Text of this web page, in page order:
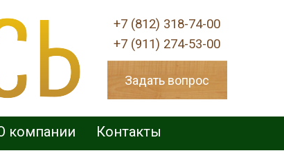
+7 (812) 318-74-00
+7 (911) 274-53-00
Задать вопрос
компании Контакты